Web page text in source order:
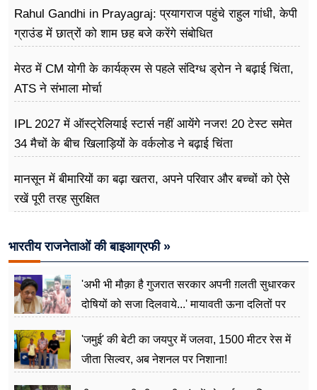
Rahul Gandhi in Prayagraj: प्रयागराज पहुंचे राहुल गांधी, केपी
ग्राउंड में छात्रों को शाम छह बजे करेंगे संबोधित
मेरठ में CM योगी के कार्यक्रम से पहले संदिग्ध ड्रोन ने बढ़ाई चिंता,
ATS ने संभाला मोर्चा
IPL 2027 में ऑस्ट्रेलियाई स्टार्स नहीं आयेंगे नजर! 20 टेस्ट समेत
34 मैचों के बीच खिलाड़ियों के वर्कलोड ने बढ़ाई चिंता
मानसून में बीमारियों का बढ़ा खतरा, अपने परिवार और बच्चों को ऐसे
रखें पूरी तरह सुरक्षित
भारतीय राजनेताओं की बाइआग्रफी »
'अभी भी मौक़ा है गुजरात सरकार अपनी ग़लती सुधारकर
दोषियों को सजा दिलवाये...' मायावती ऊना दलितों पर
'जमुई' की बेटी का जयपुर में जलवा, 1500 मीटर रेस में
जीता सिल्वर, अब नेशनल पर निशाना!